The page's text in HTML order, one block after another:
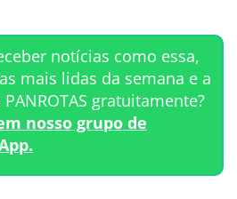
notícias como essa,
mais lidas da semana e a
PANROTAS gratuitamente?
nosso grupo de